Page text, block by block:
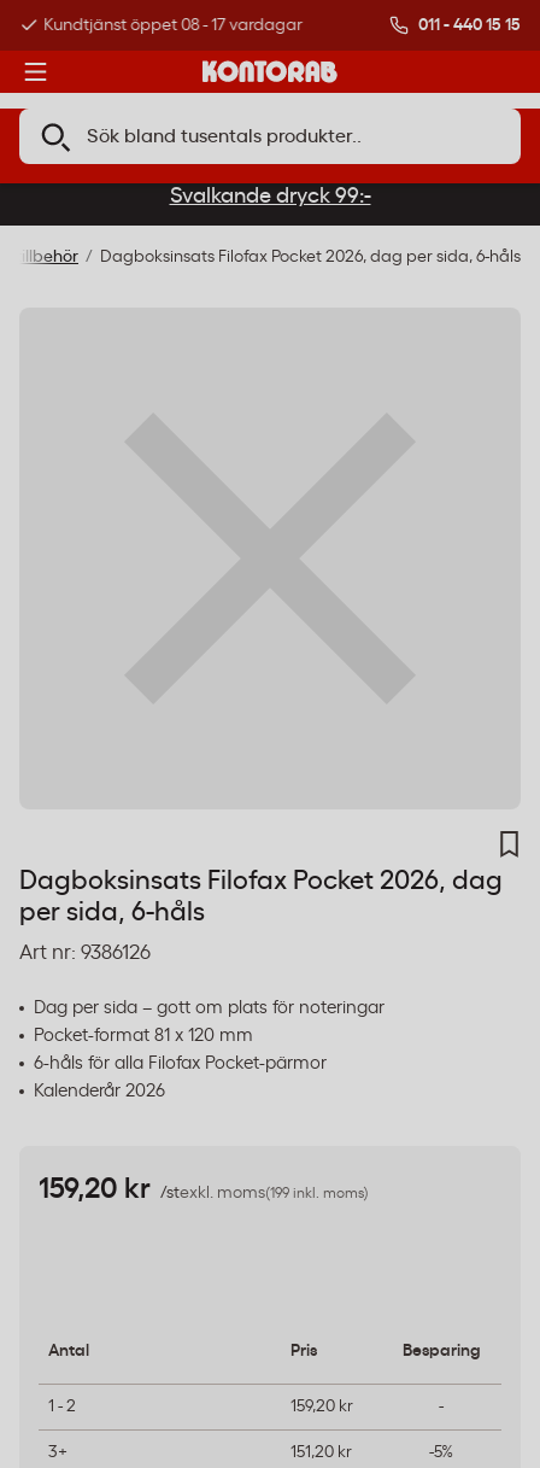
Kundtjänst öppet 08 - 17 vardagar Över 500 000
011 - 440 15 15
Svalkande dryck 99:-
tillbehör Dagboksinsats Filofax Pocket 2026, dag per sida, 6-håls
Dagboksinsats Filofax Pocket 2026, dag
per sida, 6-håls
Art nr: 9386126
Dag per sida – gott om plats för noteringar
Pocket-format 81 x 120 mm
6-håls för alla Filofax Pocket-pärmor
Kalenderår 2026
159,20 kr /stexkl. moms(199 inkl. moms)
Antal Pris Besparing
1 - 2 159,20 kr -
3+ 151,20 kr -5%